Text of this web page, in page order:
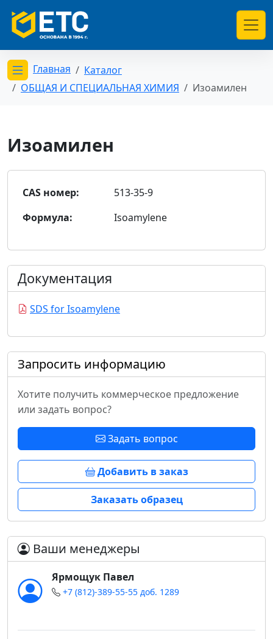
Открыть меню категорий
Главная
Каталог
ОБЩАЯ И СПЕЦИАЛЬНАЯ ХИМИЯ
Изоамилен
Изоамилен
CAS номер:
513-35-9
Формула:
Isoamylene
Документация
SDS for Isoamylene
Запросить информацию
Хотите получить коммерческое предложение
или задать вопрос?
Задать вопрос
Добавить в заказ
Заказать образец
Ваши менеджеры
Ярмощук Павел
+7 (812)-389-55-55 доб. 1289